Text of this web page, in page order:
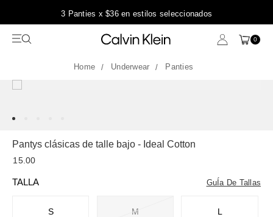
3 Panties x $36 en estilos seleccionados
0
Underwear Panties
Pantys clásicas de talle bajo - Ideal Cotton
15.00
TALLA
S M L
GuÍa De Tallas